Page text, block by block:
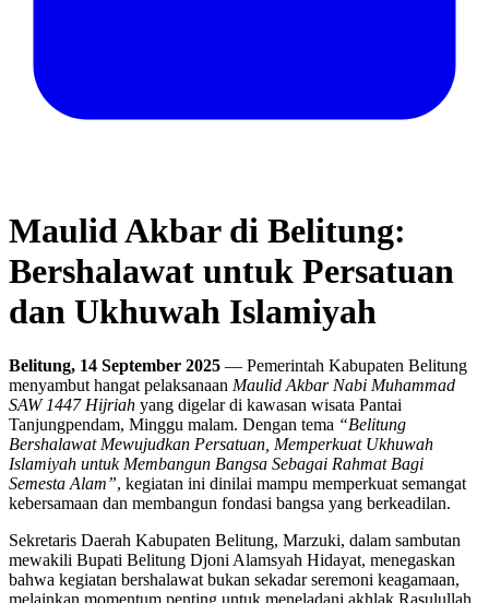
Maulid Akbar di Belitung:
Bershalawat untuk Persatuan
dan Ukhuwah Islamiyah
Belitung, 14 September 2025 — Pemerintah Kabupaten Belitung
menyambut hangat pelaksanaan Maulid Akbar Nabi Muhammad
SAW 1447 Hijriah yang digelar di kawasan wisata Pantai
Tanjungpendam, Minggu malam. Dengan tema “Belitung
Bershalawat Mewujudkan Persatuan, Memperkuat Ukhuwah
Islamiyah untuk Membangun Bangsa Sebagai Rahmat Bagi
Semesta Alam”, kegiatan ini dinilai mampu memperkuat semangat
kebersamaan dan membangun fondasi bangsa yang berkeadilan.
Sekretaris Daerah Kabupaten Belitung, Marzuki, dalam sambutan
mewakili Bupati Belitung Djoni Alamsyah Hidayat, menegaskan
bahwa kegiatan bershalawat bukan sekadar seremoni keagamaan,
melainkan momentum penting untuk meneladani akhlak Rasulullah